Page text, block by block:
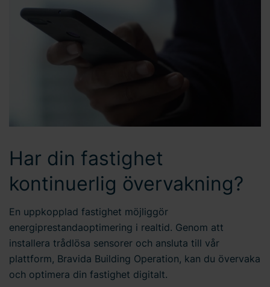
oss gällande ditt samtycke.
Har din fastighet
kontinuerlig övervakning?
En uppkopplad fastighet möjliggör
energiprestandaoptimering i realtid. Genom att
installera trådlösa sensorer och ansluta till vår
plattform, Bravida Building Operation, kan du övervaka
och optimera din fastighet digitalt.